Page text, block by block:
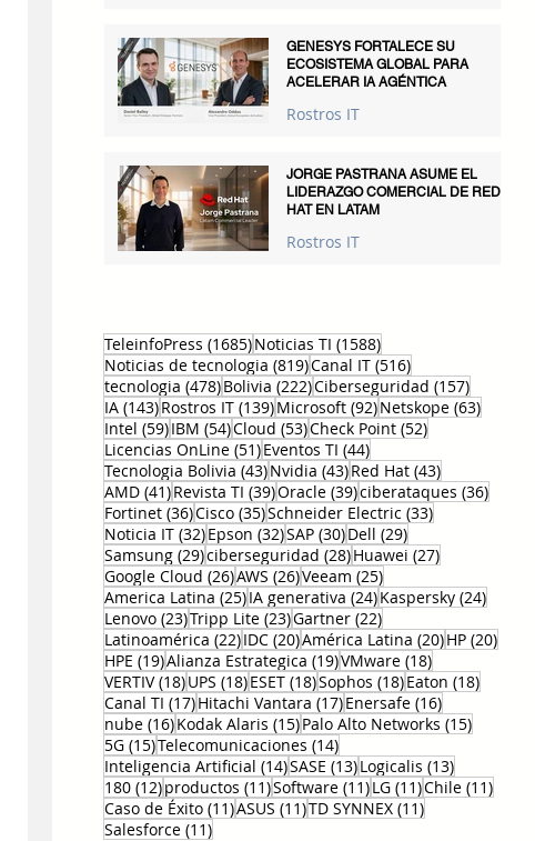
GENESYS FORTALECE SU
ECOSISTEMA GLOBAL PARA
ACELERAR IA AGÉNTICA
Rostros IT
JORGE PASTRANA ASUME EL
LIDERAZGO COMERCIAL DE RED
HAT EN LATAM
Rostros IT
TeleinfoPress (1685)1685 entradas
Noticias TI (1588)1588 entradas
Noticias de tecnologia (819)819 entradas
Canal IT (516)516 entradas
tecnologia (478)478 entradas
Bolivia (222)222 entradas
Ciberseguridad (157)157
IA (143)143 entradas
Rostros IT (139)139 entradas
Microsoft (92)92 entradas
Netskope (63)63
Intel (59)59 entradas
IBM (54)54 entradas
Cloud (53)53 entradas
Check Point (52)52 entradas
Licencias OnLine (51)51 entradas
Eventos TI (44)44 entradas
Tecnologia Bolivia (43)43 entradas
Nvidia (43)43 entradas
Red Hat (43)43 entradas
AMD (41)41 entradas
Revista TI (39)39 entradas
Oracle (39)39 entradas
ciberataques (36)36
Fortinet (36)36 entradas
Cisco (35)35 entradas
Schneider Electric (33)33 entradas
Noticia IT (32)32 entradas
Epson (32)32 entradas
SAP (30)30 entradas
Dell (29)29 entradas
Samsung (29)29 entradas
ciberseguridad (28)28 entradas
Huawei (27)27 entradas
Google Cloud (26)26 entradas
AWS (26)26 entradas
Veeam (25)25 entradas
America Latina (25)25 entradas
IA generativa (24)24 entradas
Kaspersky (24)24
Lenovo (23)23 entradas
Tripp Lite (23)23 entradas
Gartner (22)22 entradas
Latinoamérica (22)22 entradas
IDC (20)20 entradas
América Latina (20)20 entradas
HP (20)20
HPE (19)19 entradas
Alianza Estrategica (19)19 entradas
VMware (18)18 entradas
VERTIV (18)18 entradas
UPS (18)18 entradas
ESET (18)18 entradas
Sophos (18)18 entradas
Eaton (18)18
Canal TI (17)17 entradas
Hitachi Vantara (17)17 entradas
Enersafe (16)16 entradas
nube (16)16 entradas
Kodak Alaris (15)15 entradas
Palo Alto Networks (15)15
5G (15)15 entradas
Telecomunicaciones (14)14 entradas
Inteligencia Artificial (14)14 entradas
SASE (13)13 entradas
Logicalis (13)13
180 (12)12 entradas
productos (11)11 entradas
Software (11)11 entradas
LG (11)11 entradas
Chile (11)11
Caso de Éxito (11)11 entradas
ASUS (11)11 entradas
TD SYNNEX (11)11 entradas
Salesforce (11)11 entradas